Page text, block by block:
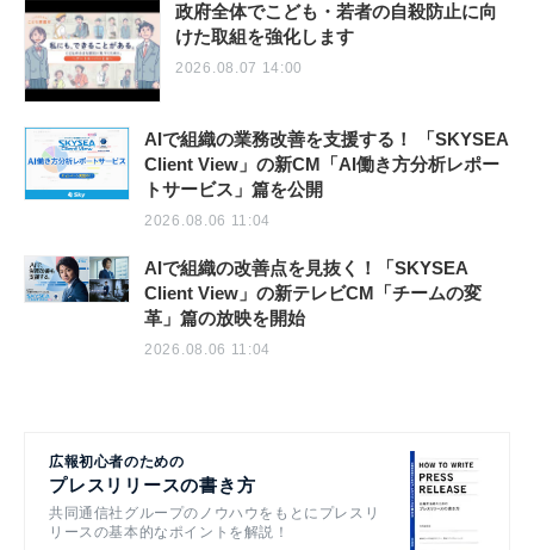
政府全体でこども・若者の自殺防止に向
けた取組を強化します
2026.08.07 14:00
AIで組織の業務改善を支援する！ 「SKYSEA
Client View」の新CM「AI働き方分析レポー
トサービス」篇を公開
2026.08.06 11:04
AIで組織の改善点を見抜く！「SKYSEA
Client View」の新テレビCM「チームの変
革」篇の放映を開始
2026.08.06 11:04
広報初心者のための
プレスリリースの書き方
共同通信社グループのノウハウをもとにプレスリ
リースの基本的なポイントを解説！